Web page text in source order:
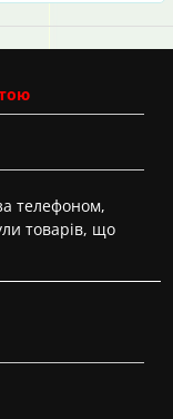
телефоном,
товарів, що